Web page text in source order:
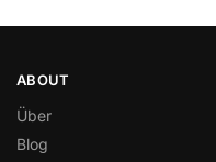
ABOUT
Über
Blog